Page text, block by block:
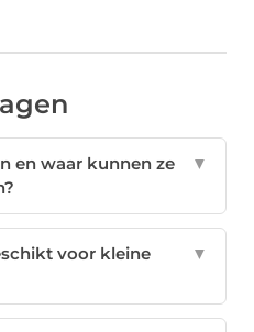
en waar kunnen ze
▼
voor kleine
▼